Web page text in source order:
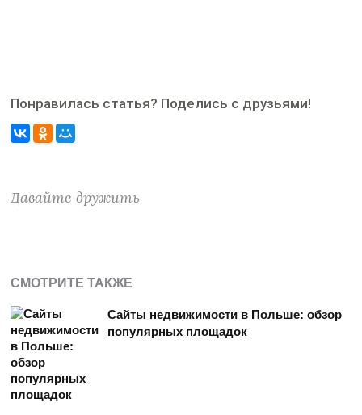
Понравилась статья? Поделись с друзьями!
Давайте дружить
СМОТРИТЕ ТАКЖЕ
Сайты недвижимости в Польше: обзор
популярных площадок